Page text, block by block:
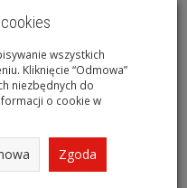
dodaj do koszyka
niezależny od źródła
wszystkich
Kliknięcie “Odmowa”
niezbędnych do
o cookie w
Zgoda